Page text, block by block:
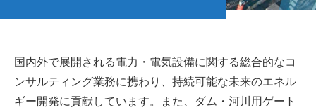
国内外で展開される電力・電気設備に関する総合的なコ
ンサルティング業務に携わり、持続可能な未来のエネル
ギー開発に貢献しています。また、ダム・河川用ゲート